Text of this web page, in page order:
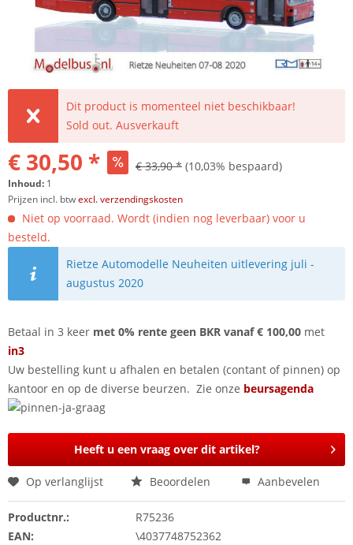
Dit product is momenteel niet beschikbaar!
Sold out. Ausverkauft
€ 30,50 * € 33,90 * (10,03% bespaard)
Inhoud: 1
Prijzen incl. btwexcl. verzendingskosten
Niet op voorraad. Wordt (indien nog leverbaar) voor u
besteld.
Rietze Automodelle Neuheiten uitlevering juli -
augustus 2020
Betaal in 3 keer met 0% rente geen BKR vanaf € 100,00 met
in3
Uw bestelling kunt u afhalen en betalen (contant of pinnen) op
kantoor en op de diverse beurzen. Zie onze beursagenda
Heeft u een vraag over dit artikel?
Op verlanglijst Beoordelen Aanbevelen
Productnr.:
R75236
EAN:
\4037748752362